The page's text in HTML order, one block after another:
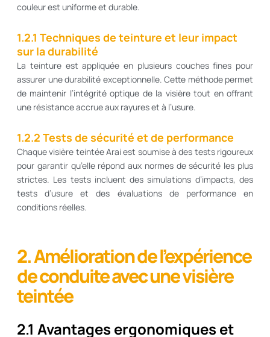
couleur est uniforme et durable.
1.2.1 Techniques de teinture et leur impact
sur la durabilité
La teinture est appliquée en plusieurs couches fines pour
assurer une durabilité exceptionnelle. Cette méthode permet
de maintenir l’intégrité optique de la visière tout en offrant
une résistance accrue aux rayures et à l’usure.
1.2.2 Tests de sécurité et de performance
Chaque visière teintée Arai est soumise à des tests rigoureux
pour garantir qu’elle répond aux normes de sécurité les plus
strictes. Les tests incluent des simulations d’impacts, des
tests d’usure et des évaluations de performance en
conditions réelles.
2. Amélioration de l’expérience
de conduite avec une visière
teintée
2.1 Avantages ergonomiques et